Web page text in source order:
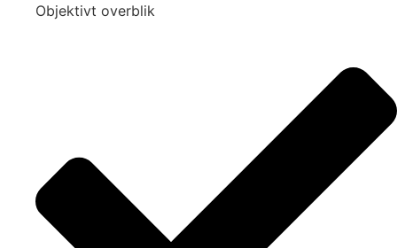
Objektivt overblik